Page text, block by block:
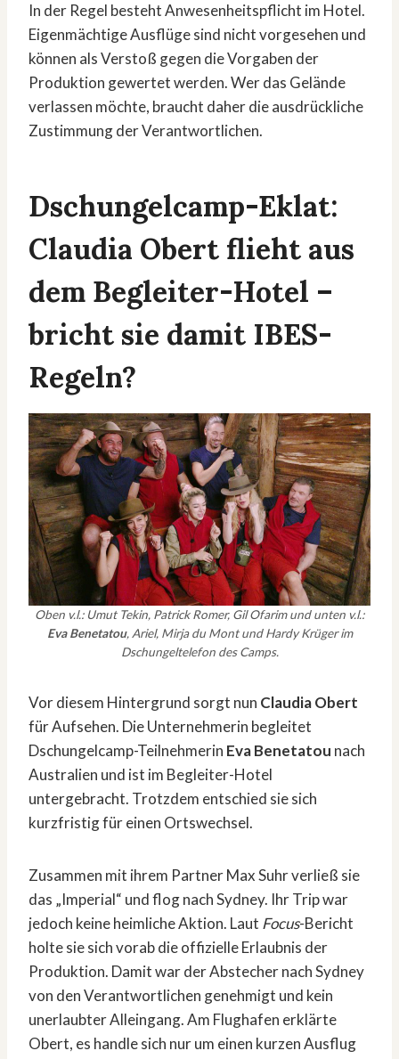
In der Regel besteht Anwesenheitspflicht im Hotel.
Eigenmächtige Ausflüge sind nicht vorgesehen und
können als Verstoß gegen die Vorgaben der
Produktion gewertet werden. Wer das Gelände
verlassen möchte, braucht daher die ausdrückliche
Zustimmung der Verantwortlichen.
Dschungelcamp-Eklat:
Claudia Obert flieht aus
dem Begleiter-Hotel –
bricht sie damit IBES-
Regeln?
Oben v.l.: Umut Tekin, Patrick Romer, Gil Ofarim und unten v.l.:
Eva Benetatou, Ariel, Mirja du Mont und Hardy Krüger im
Dschungeltelefon des Camps.
Vor diesem Hintergrund sorgt nun Claudia Obert
für Aufsehen. Die Unternehmerin begleitet
Dschungelcamp-Teilnehmerin Eva Benetatou nach
Australien und ist im Begleiter-Hotel
untergebracht. Trotzdem entschied sie sich
kurzfristig für einen Ortswechsel.
Zusammen mit ihrem Partner Max Suhr verließ sie
das „Imperial“ und flog nach Sydney. Ihr Trip war
jedoch keine heimliche Aktion. Laut Focus-Bericht
holte sie sich vorab die offizielle Erlaubnis der
Produktion. Damit war der Abstecher nach Sydney
von den Verantwortlichen genehmigt und kein
unerlaubter Alleingang. Am Flughafen erklärte
Obert, es handle sich nur um einen kurzen Ausflug